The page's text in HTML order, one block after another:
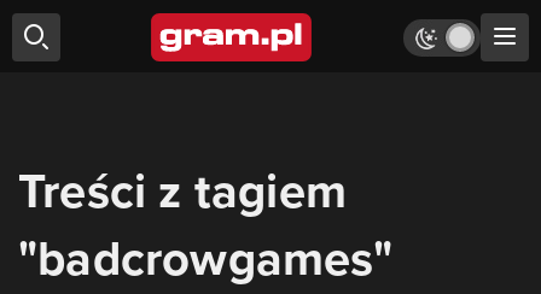
Treści z tagiem
"badcrowgames"